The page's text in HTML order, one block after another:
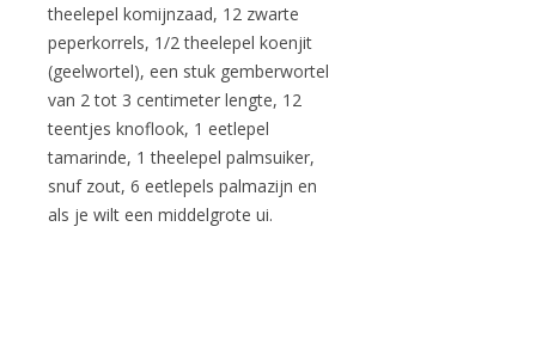
theelepel komijnzaad, 12 zwarte
peperkorrels, 1/2 theelepel koenjit
(geelwortel), een stuk gemberwortel
van 2 tot 3 centimeter lengte, 12
teentjes knoflook, 1 eetlepel
tamarinde, 1 theelepel palmsuiker,
snuf zout, 6 eetlepels palmazijn en
als je wilt een middelgrote ui.